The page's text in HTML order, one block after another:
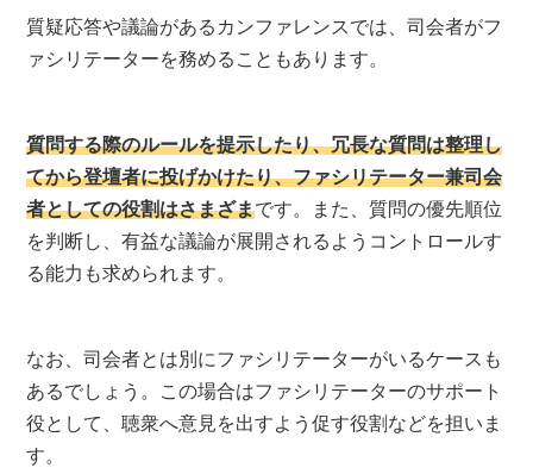
質疑応答や議論があるカンファレンスでは、司会者がフ
ァシリテーターを務めることもあります。
質問する際のルールを提示したり、冗長な質問は整理し
てから登壇者に投げかけたり、ファシリテーター兼司会
者としての役割はさまざまです。また、質問の優先順位
を判断し、有益な議論が展開されるようコントロールす
る能力も求められます。
なお、司会者とは別にファシリテーターがいるケースも
あるでしょう。この場合はファシリテーターのサポート
役として、聴衆へ意見を出すよう促す役割などを担いま
す。